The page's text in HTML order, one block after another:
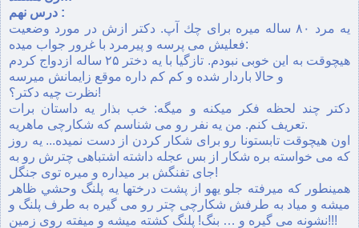
درس نهم :
يه مرد ۸۰ ساله ميره برای چك آپ. دكتر ازش در مورد وضعيت
فعليش می پرسه و پيرمرد با غرور جواب ميده:
هيچوقت به اين خوبی نبودم. تازگيا با يه دختر ۲۵ ساله ازدواج كردم
و حالا باردار شده و كم كم داره موقع زايمانش ميرسه
نظرت چيه دكتر؟!
دكتر چند لحظه فكر ميكنه و ميگه: خب بذار يه داستان برات
تعريف كنم. من يه نفر رو می شناسم كه شكارچی ماهريه.
اون هيچوقت تابستونا رو برای شكار كردن از دست نميده... يه روز
كه می خواسته بره شكار از بس عجله داشته اشتباهی چترش رو به
جای تفنگش بر ميداره و ميره توی جنگل!
همينطور كه ميرفته جلو يهو از پشت درختها يه پلنگ وحشي ظاهر
ميشه و مياد به طرفش شكارچی چتر رو می گيره به طرف پلنگ و
نشونه می گيره و … بنگ! پلنگ كشته ميشه و ميفته روی زمين!!!